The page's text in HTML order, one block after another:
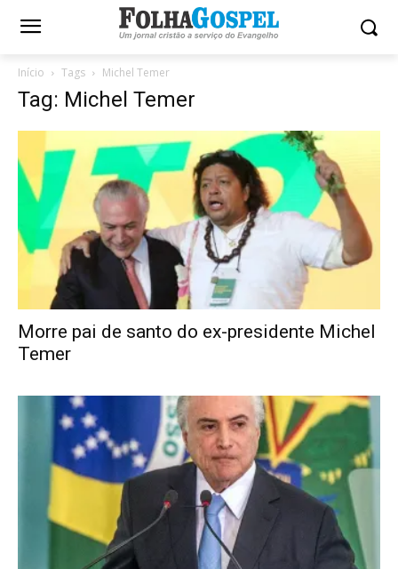
Início Tags Michel Temer
Tag: Michel Temer
Morre pai de santo do ex-presidente Michel
Temer